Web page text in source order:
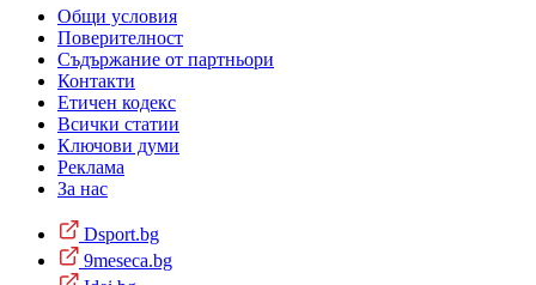
Общи условия
Поверителност
Съдържание от партньори
Контакти
Етичен кодекс
Всички статии
Ключови думи
Реклама
За нас
Dsport.bg
9meseca.bg